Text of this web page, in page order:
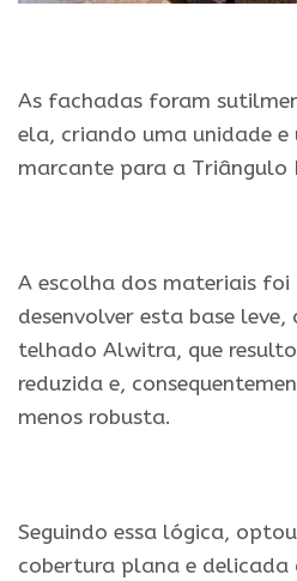
As fachadas foram
ela, criando uma unidade
marcante para a Triângulo
A escolha dos materiais
desenvolver esta base
telhado Alwitra, que
reduzida e,
menos robusta.
Seguindo essa lógica,
cobertura plana e delicada